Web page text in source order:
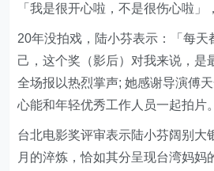
「我是很开心啦，不是很伤心啦」
20年没拍戏，陆小芬表示：「每天
己，这个奖（影后）对我来说，是
全场报以热烈掌声; 她感谢导演傅
心能和年轻优秀工作人员一起拍片。
台北电影奖评审表示陆小芬阔别大
月的淬炼，恰如其分呈现台湾妈妈